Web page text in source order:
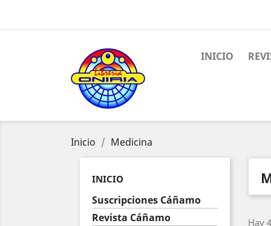
INICIO
Inicio Medicina
INICIO
Suscripciones Cáñamo
Revista Cáñamo
Hay